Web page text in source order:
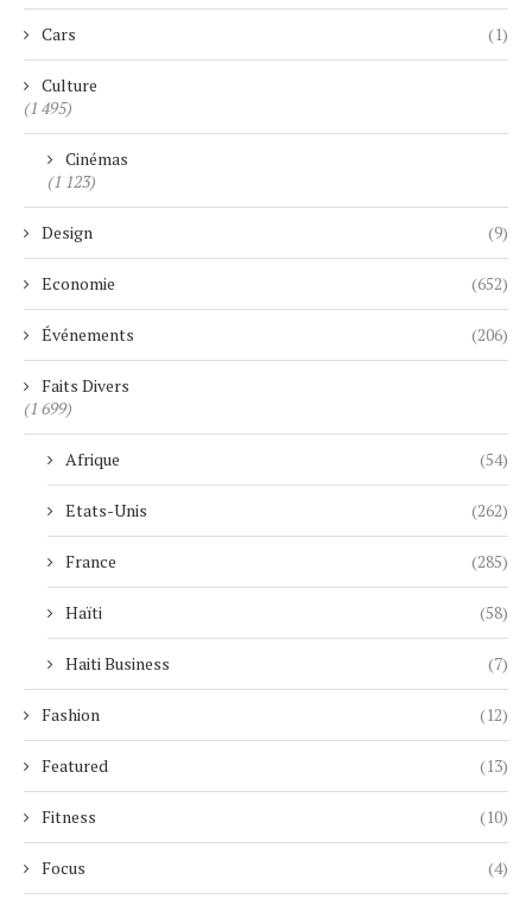
Cars (1)
Culture
(1 495)
Cinémas
(1 123)
Design (9)
Economie (652)
Événements (206)
Faits Divers
(1 699)
Afrique (54)
Etats-Unis (262)
France (285)
Haïti (58)
Haiti Business (7)
Fashion (12)
Featured (13)
Fitness (10)
Focus (4)